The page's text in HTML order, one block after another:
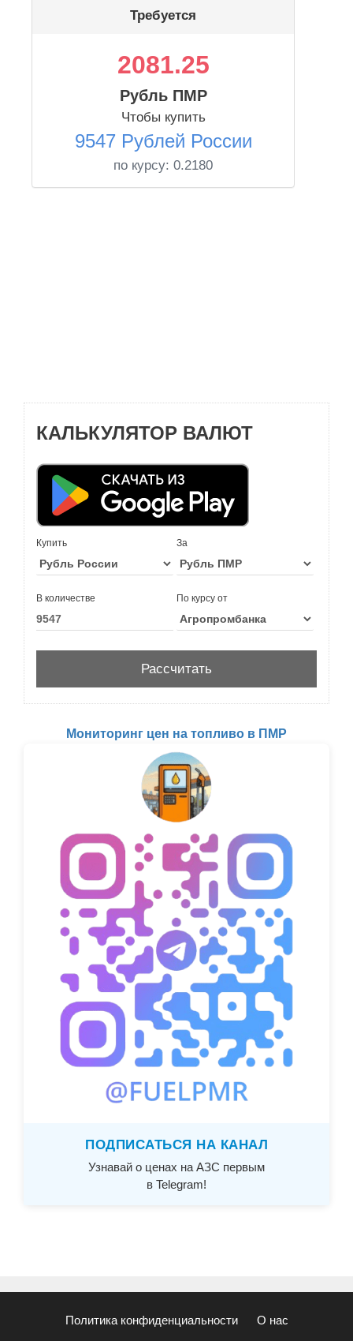
Требуется
2081.25
Рубль ПМР
Чтобы купить
9547 Рублей России
по курсу: 0.2180
КАЛЬКУЛЯТОР ВАЛЮТ
Купить За
В количестве По курсу от
Мониторинг цен на топливо в ПМР
ПОДПИСАТЬСЯ НА КАНАЛ
Узнавай о ценах на АЗС первым
в Telegram!
Политика конфиденциальности О нас